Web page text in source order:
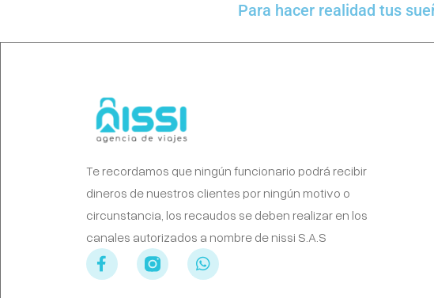
Para hacer realidad tus
Te recordamos que ningún funcionario podrá recibir
dineros de nuestros clientes por ningún motivo o
circunstancia, los recaudos se deben realizar en los
canales autorizados a nombre de nissi S.A.S